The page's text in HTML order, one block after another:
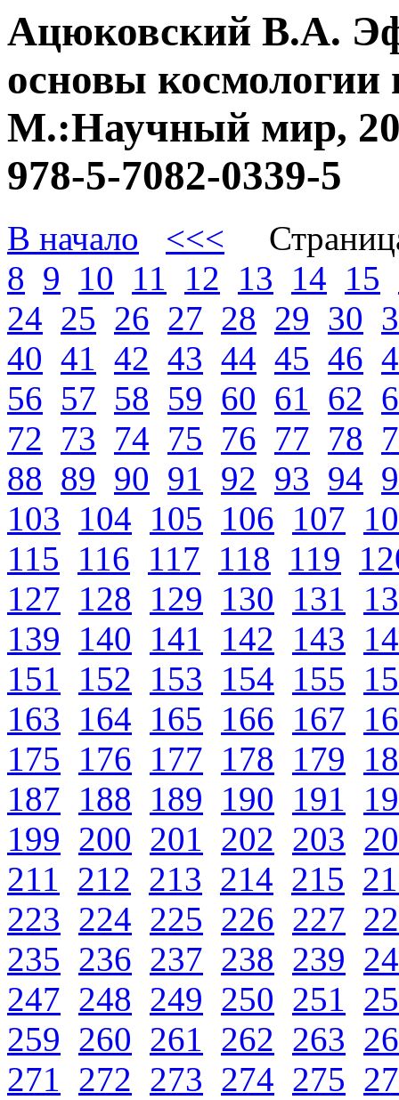
Ацюковский В.А.
основы космологии
М.:Научный мир,
978-5-7082-0339-5
В начало <<<
8 9 10 11 12 13 14 15
24 25 26 27 28 29 30
40 41 42 43 44 45 46
56 57 58 59 60 61 62
72 73 74 75 76 77 78
88 89 90 91 92 93 94
103 104 105 106 107
115 116 117 118 119
127 128 129 130 131
139 140 141 142 143
151
152 153 154 155
163 164 165 166 167
175 176 177 178 179
187 188 189 190 191
199 200 201 202 203
211 212 213 214 215
223 224 225 226 227
235 236 237 238 239
247 248 249 250 251
259 260 261 262 263
271 272 273 274 275